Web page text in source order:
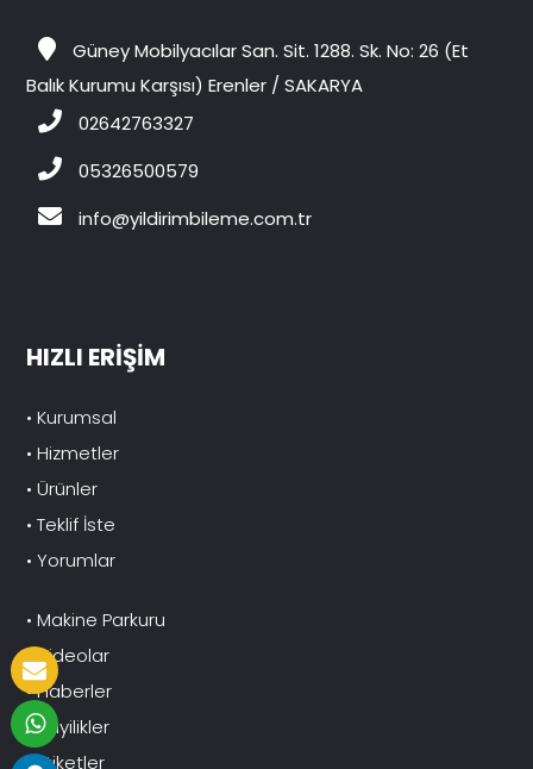
Güney Mobilyacılar San. Sit. 1288. Sk. No: 26 (Et
Balık Kurumu Karşısı) Erenler / SAKARYA
02642763327
05326500579
info@yildirimbileme.com.tr
HIZLI ERİŞİM
• Kurumsal
• Hizmetler
• Ürünler
• Teklif İste
• Yorumlar
• Makine Parkuru
• Videolar
• Haberler
• Bayilikler
• Etiketler